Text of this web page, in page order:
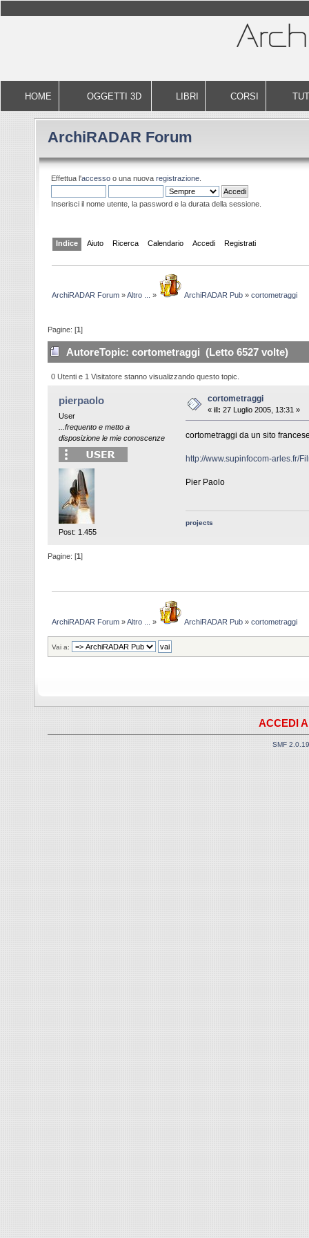
HOME OGGETTI 3D LIBRI CORSI
ArchiRADAR Forum
Effettua l'accesso o una nuova registrazione.
Inserisci il nome utente, la password e la durata della sessione.
Indice Aiuto Ricerca Calendario Accedi Registrati
ArchiRADAR Forum »Altro ... » ArchiRADAR Pub »cortometraggi
Pagine: [1]
AutoreTopic: cortometraggi (Letto 6527 volte)
0 Utenti e 1 Visitatore stanno visualizzando questo topic.
pierpaolo
User
...frequento e metto a
disposizione le mie conoscenze
Post: 1.455
cortometraggi
« il: 27 Luglio 2005, 13:31 »
cortometraggi da un sito
http://www.supinfocom-arles.fr/
Pier Paolo
projects
Pagine: [1 ]
ArchiRADAR Forum »Altro ... » ArchiRADAR Pub »cortometraggi
Vai a:
ACCEDI
SMF 2.0.19